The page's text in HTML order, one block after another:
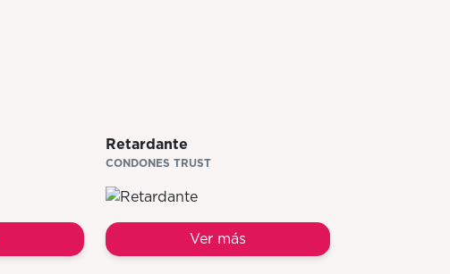
Retardante
CONDONES TRUST
Ver más